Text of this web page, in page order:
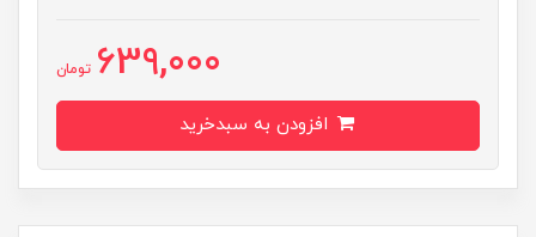
639,000 تومان